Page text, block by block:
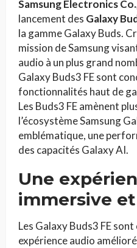
Samsung Electronics
lancement des Galaxy
la gamme Galaxy Buds.
mission de Samsung
audio à un plus grand
Galaxy Buds3 FE sont
fonctionnalités haut de
Les Buds3 FE amènent
l’écosystème Samsung
emblématique, une
des capacités Galaxy AI.
Une
immersive
Les Galaxy Buds3 FE
expérience audio